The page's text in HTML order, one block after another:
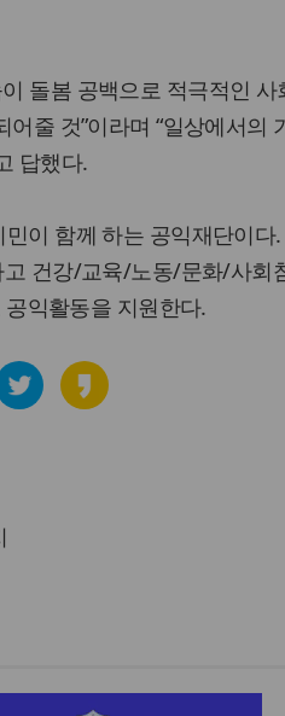
돌봄 공백으로 적극적인 사
줄 것”이라며 “일상에서의
답했다.
이 함께 하는 공익재단이다.
고 건강/교육/노동/문화/사회
익활동을 지원한다.